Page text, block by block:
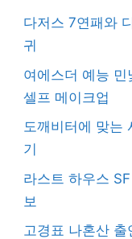
다저스 7연패와
귀
여에스더 예능
셀프 메이크업
도깨비터에 맞는
기
라스트 하우스
보
고경표 나혼산 출